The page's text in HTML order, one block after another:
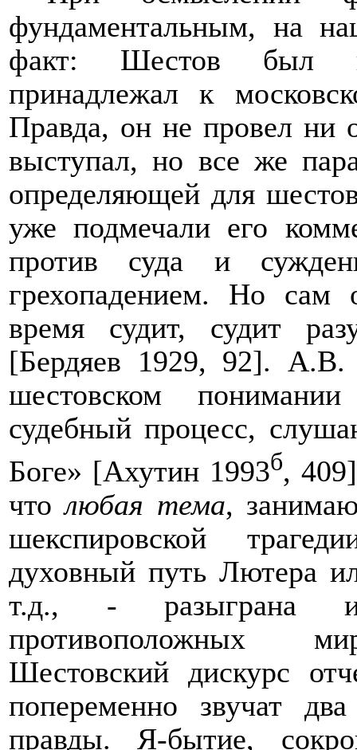
фундаментальным, на
факт: Шестов был
принадлежал к
Правда, он не провел ни
выступал, но все же
определяющей для
уже подмечали его
против суда и
грехопадением. Но
время судит, судит
[Бердяев 1929, 92]. А.В.
шестовском
судебный процесс,
Боге» [Ахутин 1993б,
чтолюбая тема,
шекспировской
духовный путь Лютера
т.д., - разыграна
противоположных
Шестовский дискурс
попеременно звучат
правды. Я-бытие,